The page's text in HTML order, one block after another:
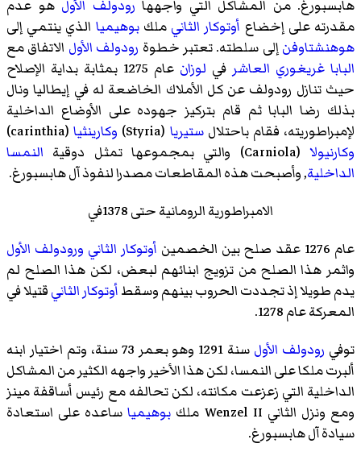
هابسبورغ. من المشاكل التي واجهها رودولف الأول هو عدم
مقدرته على إخضاع أوتوكار الثاني ملكبوهيميا الذي ينتمي إلى
هوهنشتاوفنإلى سلطته. تعتبر خطوة رودولف الأول الاتفاق مع
البابا غريغوري العاشر في لوزان
عام 1275 بمثابة بداية الإصلاح
حيث تنازل رودولف عن كل الأملاك الخاضعة له في إيطاليا ونال
بذلك رضا البابا ثم قام بتركيز جهوده على الأوضاع الداخلية
لإمبراطوريته، فقام باحتلالستيريا (Styria) وكارينثيا(carinthia)
وكارنيولا(Carniola) والتي بمجموعها تمثل دوقية
النمسا
الداخلية, وأصبحت هذه المقاطعات مصدرا لنفوذ آل هابسبورغ.
الامبراطورية الرومانية حتى 1378في
عام 1276 عقد صلح بين الخصمين
أوتوكار الثاني ورودولف الأول
واثمر هذا الصلح من تزويج ابنائهم لبعض، لكن هذا الصلح لم
يدم طويلا إذ تجددت الحروب بينهم وسقطأوتوكار الثانيقتيلا في
المعركة عام 1278.
توفي رودولف الأول
سنة 1291 وهو بعمر 73 سنة، وتم اختيار ابنه
ألبرت ملكا على النمسا، لكن هذا الأخير واجهه الكثير من المشاكل
الداخلية التي زعزعت مكانته، لكن تحالفه مع رئيس أساقفة مينز
ومع ونزل الثاني Wenzel II ملك
بوهيمياساعده على استعادة
سيادة آل هابسبورغ.